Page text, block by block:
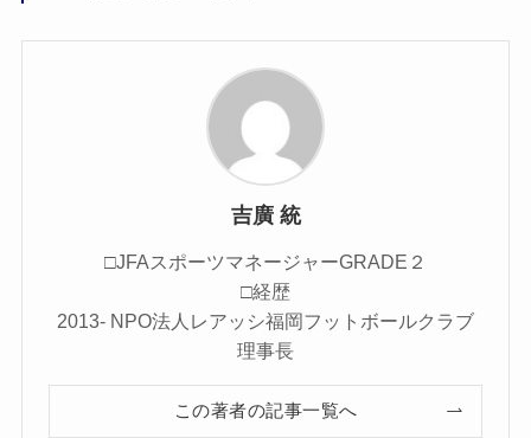
吉廣 統
□JFAスポーツマネージャーGRADE２
□経歴
2013- NPO法人レアッシ福岡フットボールクラブ
理事長
この著者の記事一覧へ